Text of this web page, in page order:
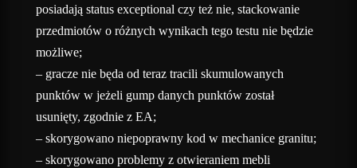
posiadają status exceptional czy też nie, stackowanie
przedmiotów o różnych wynikach tego testu nie będzie
możliwe;
– gracze nie będa od teraz tracili skumulowanych
punktów w jeżeli gump danych punktów został
usunięty, zgodnie z EA;
– skorygowano niepoprawny kod w mechanice granitu;
– skorygowano problemy z otwieraniem mebli